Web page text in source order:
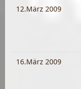
12.März 2009
16.März 2009